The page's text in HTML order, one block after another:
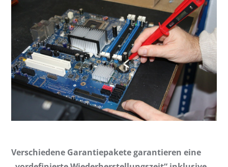
Verschiedene Garantiepakete garantieren eine